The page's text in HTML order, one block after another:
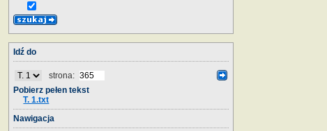
Idź do
strona:
Pobierz pełen tekst
T. 1.txt
Nawigacja